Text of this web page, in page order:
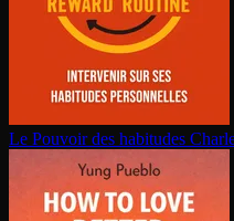
Le Pouvoir des habitudes